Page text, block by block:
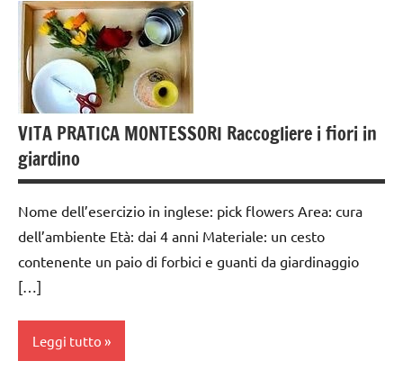
movimenti
elementari
Estate
GUIDA
DIDATTICA
MONTESSORI
materiali
consumo
fai da te
nomenclature
Montessori
pigmenti
botanici
ARTE
IMMAGINE
cucinare
dai
3 ai
6
anni
dai
6
FESTE
GUIDA
DIDATTICA
VITA PRATICA MONTESSORI Raccogliere i fiori in
giardino
Nome dell’esercizio in inglese: pick flowers Area: cura
dell’ambiente Età: dai 4 anni Materiale: un cesto
contenente un paio di forbici e guanti da giardinaggio
[…]
Leggi tutto